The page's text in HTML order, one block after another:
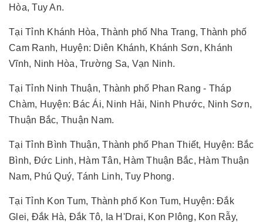
Hòa, Tuy An.
Tại Tỉnh Khánh Hòa, Thành phố Nha Trang, Thành phố
Cam Ranh, Huyện: Diên Khánh, Khánh Sơn, Khánh
Vĩnh, Ninh Hòa, Trường Sa, Vạn Ninh.
Tại Tỉnh Ninh Thuận, Thành phố Phan Rang - Tháp
Chàm, Huyện: Bác Ái, Ninh Hải, Ninh Phước, Ninh Sơn,
Thuận Bắc, Thuận Nam.
Tại Tỉnh Bình Thuận, Thành phố Phan Thiết, Huyện: Bắc
Bình, Đức Linh, Hàm Tân, Hàm Thuận Bắc, Hàm Thuận
Nam, Phú Quý, Tánh Linh, Tuy Phong.
Tại Tỉnh Kon Tum, Thành phố Kon Tum, Huyện: Đắk
Glei, Đắk Hà, Đắk Tô, Ia H'Drai, Kon Plông, Kon Rẫy,